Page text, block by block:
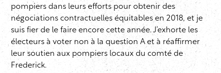
pompiers dans leurs efforts pour obtenir des
négociations contractuelles équitables en 2018, et je
suis fier de le faire encore cette année. J’exhorte les
électeurs à voter non à la question A et à réaffirmer
leur soutien aux pompiers locaux du comté de
Frederick.